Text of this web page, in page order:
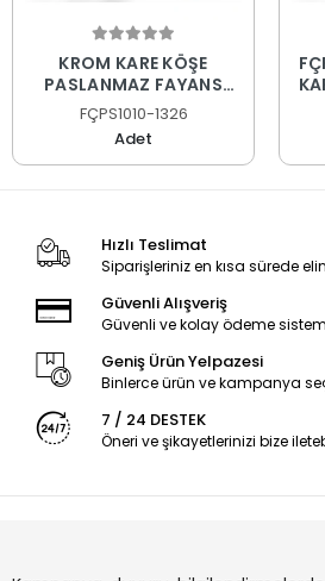
KROM KARE KÖŞE
PASLANMAZ FAYANS
PROFİLİ
FÇPS1010-1326
Adet
Hızlı Teslimat
Siparişleriniz en kısa sürede
Güvenli Alışveriş
Güvenli ve kolay ödeme
Geniş Ürün Yelpazesi
Binlerce ürün ve kampanya
7 / 24 DESTEK
Öneri ve şikayetlerinizi bize